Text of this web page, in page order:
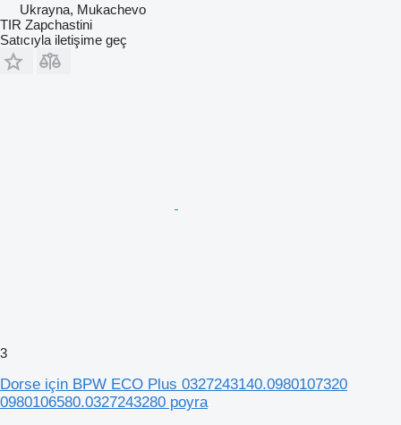
Ukrayna, Mukachevo
TIR Zapchastini
Satıcıyla iletişime geç
3
Dorse için BPW ECO Plus 0327243140.0980107320
0980106580.0327243280 poyra